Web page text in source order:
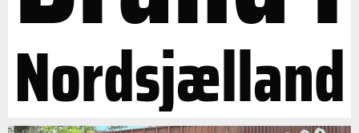
Nordsjælland